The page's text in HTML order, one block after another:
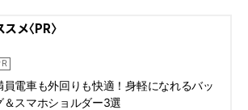
メ〈PR〉
員電車も外回りも快適！身軽になれるバッ
＆スマホショルダー3選